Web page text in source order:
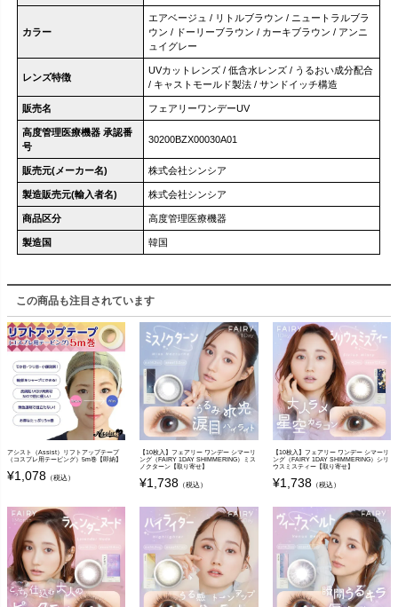
カラー
エアベージュ / リトルブラウン / ニュートラルブラ
ウン / ドーリーブラウン / カーキブラウン / アンニ
ュイグレー
レンズ特徴
UVカットレンズ / 低含水レンズ / うるおい成分配合
/ キャストモールド製法 / サンドイッチ構造
販売名 フェアリーワンデーUV
高度管理医療機器 承認番
号
30200BZX00030A01
販売元(メーカー名) 株式会社シンシア
製造販売元(輸入者名) 株式会社シンシア
商品区分 高度管理医療機器
製造国 韓国
この商品も注目されています
アシスト（Assist）リフトアップテープ
（コスプレ用テーピング）5m巻【即納】
¥1,078 （税込）
【10枚入】フェアリー ワンデー シマーリ
ング（FAIRY 1DAY SHIMMERING）ミス
ノクターン【取り寄せ】
¥1,738 （税込）
【10枚入】フェアリー ワンデー シマーリ
ング（FAIRY 1DAY SHIMMERING）シリ
ウスミスティー【取り寄せ】
¥1,738（税込）